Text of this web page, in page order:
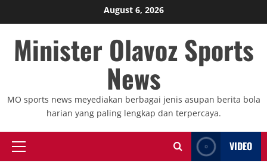
to
content
August 6, 2026
Minister Olavoz Sports
News
MO sports news meyediakan berbagai jenis asupan berita bola
harian yang paling lengkap dan terpercaya.
Primary
VIDEO